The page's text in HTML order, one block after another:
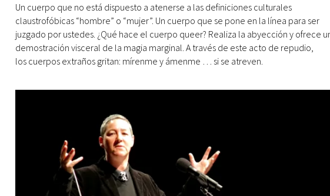
Un cuerpo que no está dispuesto a atenerse a las definiciones culturales
claustrofóbicas “hombre” o “mujer”. Un cuerpo que se pone en la línea para ser
juzgado por ustedes. ¿Qué hace el cuerpo queer? Realiza la abyección y ofrece
demostración visceral de la magia marginal. A través de este acto de repudio,
los cuerpos extraños gritan: mírenme y ámenme … si se atreven.